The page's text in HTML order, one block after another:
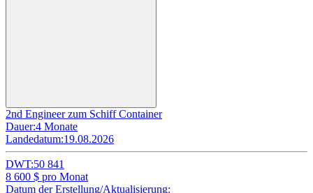
2nd Engineer zum Schiff Container
Dauer:4 Monate
Landedatum:19.08.2026
DWT:50 841
8 600 $ pro Monat
Datum der Erstellung/Aktualisierung: